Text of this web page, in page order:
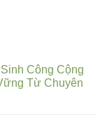
Công Cộng
Từ Chuyên